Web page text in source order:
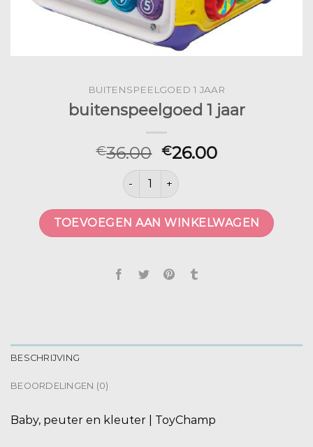
BUITENSPEELGOED 1 JAAR
buitenspeelgoed 1 jaar
€36.00 €26.00
buitenspeelgoed 1 jaar aantal
TOEVOEGEN AAN WINKELWAGEN
BESCHRIJVING
BEOORDELINGEN (0)
Baby, peuter en kleuter | ToyChamp